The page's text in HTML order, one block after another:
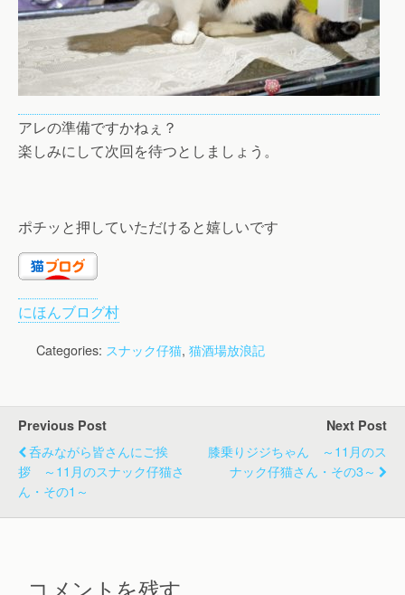
アレの準備ですかねぇ？
楽しみにして次回を待つとしましょう。
ポチッと押していただけると嬉しいです
にほんブログ村
Categories: スナック仔猫, 猫酒場放浪記
Previous Post
呑みながら皆さんにご挨
拶 ～11月のスナック仔猫さ
ん・その1～
Next Post
膝乗りジジちゃん ～11月のス
ナック仔猫さん・その3～
コメントを残す